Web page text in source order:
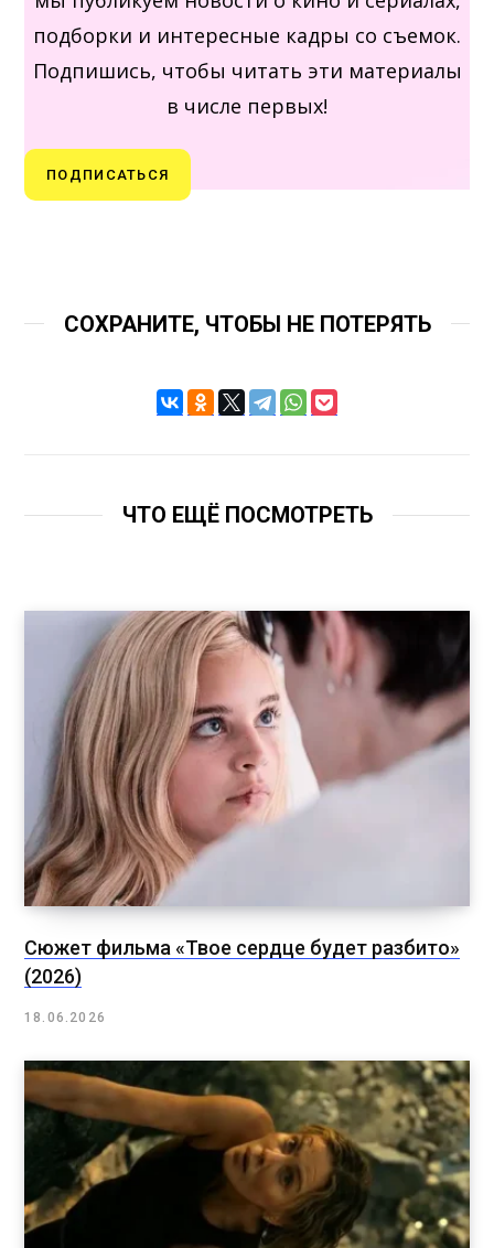
подборки и интересные кадры со съемок.
Подпишись, чтобы читать эти материалы
в числе первых!
ПОДПИСАТЬСЯ
СОХРАНИТЕ, ЧТОБЫ НЕ ПОТЕРЯТЬ
ЧТО ЕЩЁ ПОСМОТРЕТЬ
Сюжет фильма «Твое сердце будет разбито»
(2026)
18.06.2026